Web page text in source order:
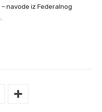
navode iz Federalnog